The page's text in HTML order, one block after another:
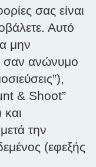
σας είναι
Αυτό
μην
σαν ανώνυμο
& Shoot”
την
(εφεξής